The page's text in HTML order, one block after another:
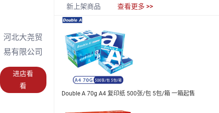
河北大尧贸
易有限公司
进店看
看
新上架商品 查看更多 >>
Double A 70g A4 复印纸 500张/包 5包/箱 一箱起售